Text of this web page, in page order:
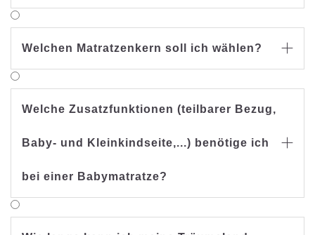
Welchen Matratzenkern soll ich wählen? 
Welche Zusatzfunktionen (teilbarer Bezug,
Baby- und Kleinkindseite,...) benötige ich
bei einer Babymatratze?
